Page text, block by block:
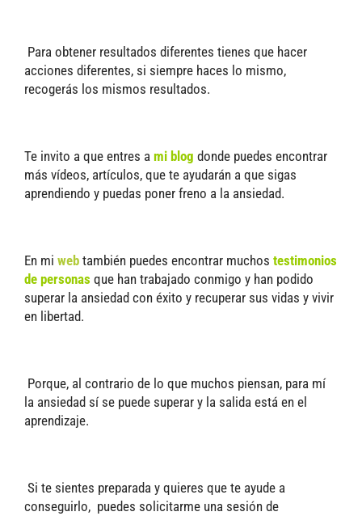
Para obtener resultados diferentes tienes que hacer
acciones diferentes, si siempre haces lo mismo,
recogerás los mismos resultados.
Te invito a que entres a mi blog donde puedes encontrar
más vídeos, artículos, que te ayudarán a que sigas
aprendiendo y puedas poner freno a la ansiedad.
En mi web también puedes encontrar muchos testimonios
de personas que han trabajado conmigo y han podido
superar la ansiedad con éxito y recuperar sus vidas y vivir
en libertad.
Porque, al contrario de lo que muchos piensan, para mí
la ansiedad sí se puede superar y la salida está en el
aprendizaje.
Si te sientes preparada y quieres que te ayude a
conseguirlo, puedes solicitarme una sesión de